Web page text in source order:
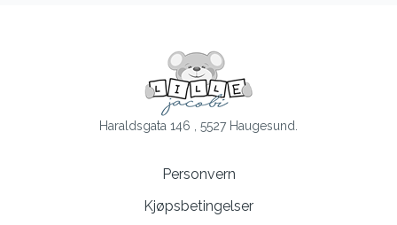
Haraldsgata 146 , 5527 Haugesund.
Personvern
Kjøpsbetingelser